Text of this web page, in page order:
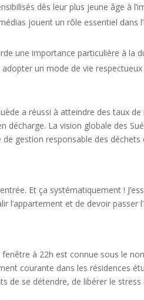
dès leur plus jeune âge à
jouent un rôle essentiel dans
une importance particulière à la
un mode de vie
a réussi à atteindre des taux
décharge. La vision globale des
gestion responsable des
Et ça systématiquement !
l’appartement et de devoir passer
à 22h est connue sous le
courante dans les résidences
de se détendre, de libérer le stress